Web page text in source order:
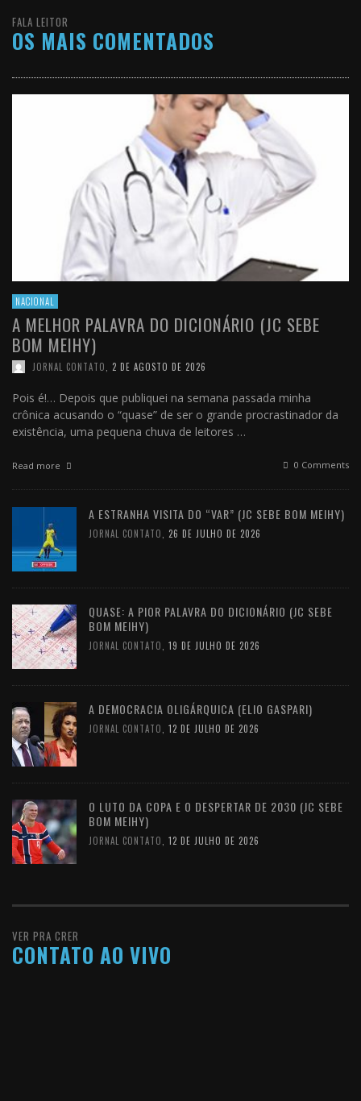
FALA LEITOR
OS MAIS COMENTADOS
NACIONAL
A MELHOR PALAVRA DO DICIONÁRIO (JC SEBE
BOM MEIHY)
JORNAL CONTATO 2 DE AGOSTO DE 2026
Pois é!… Depois que publiquei na semana passada minha
crônica acusando o “quase” de ser o grande procrastinador da
existência, uma pequena chuva de leitores …
Read more 0 Comments
A ESTRANHA VISITA DO “VAR” (JC SEBE BOM MEIHY)
JORNAL CONTATO 26 DE JULHO DE 2026
QUASE: A PIOR PALAVRA DO DICIONÁRIO (JC SEBE
BOM MEIHY)
JORNAL CONTATO 19 DE JULHO DE 2026
A DEMOCRACIA OLIGÁRQUICA (ELIO GASPARI)
JORNAL CONTATO 12 DE JULHO DE 2026
O LUTO DA COPA E O DESPERTAR DE 2030 (JC SEBE
BOM MEIHY)
JORNAL CONTATO 12 DE JULHO DE 2026
VER PRA CRER
CONTATO AO VIVO